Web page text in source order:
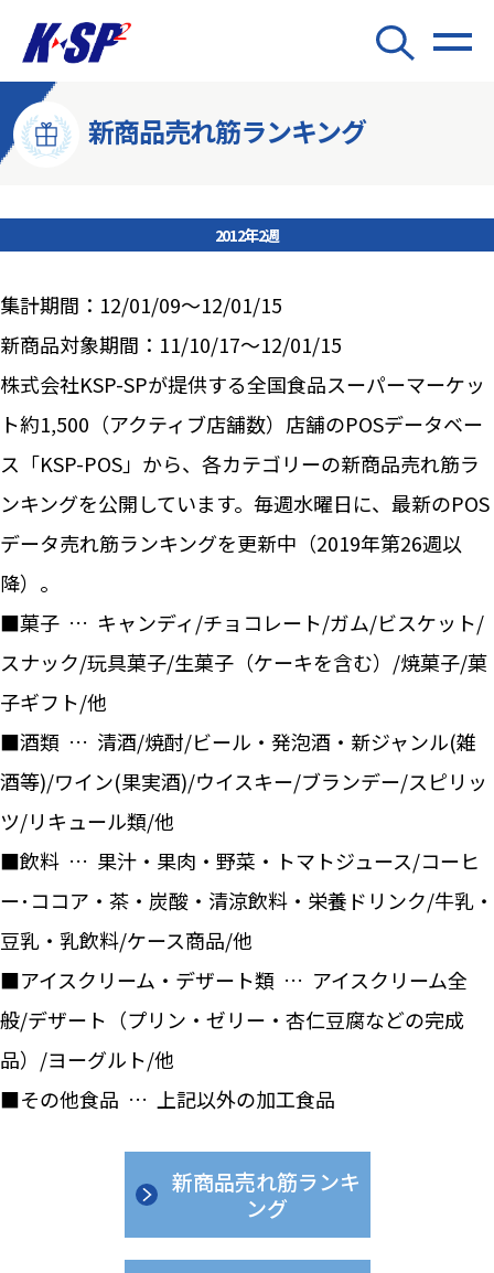
新商品売れ筋ランキング
2012年2週
集計期間：12/01/09～12/01/15
新商品対象期間：11/10/17～12/01/15
株式会社KSP-SPが提供する全国食品スーパーマーケッ
ト約1,500（アクティブ店舗数）店舗のPOSデータベー
ス「KSP-POS」から、各カテゴリーの新商品売れ筋ラ
ンキングを公開しています。毎週水曜日に、最新のPOS
データ売れ筋ランキングを更新中（2019年第26週以
降）。
■菓子 … キャンディ/チョコレート/ガム/ビスケット/
スナック/玩具菓子/生菓子（ケーキを含む）/焼菓子/菓
子ギフト/他
■酒類 … 清酒/焼酎/ビール・発泡酒・新ジャンル(雑
酒等)/ワイン(果実酒)/ウイスキー/ブランデー/スピリッ
ツ/リキュール類/他
■飲料 … 果汁・果肉・野菜・トマトジュース/コーヒ
ー･ココア・茶・炭酸・清涼飲料・栄養ドリンク/牛乳・
豆乳・乳飲料/ケース商品/他
■アイスクリーム・デザート類 … アイスクリーム全
般/デザート（プリン・ゼリー・杏仁豆腐などの完成
品）/ヨーグルト/他
■その他食品 … 上記以外の加工食品
新商品売れ筋ランキ
ング